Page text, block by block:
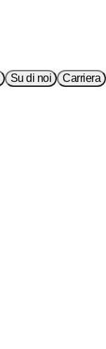
Su di noi Carriera